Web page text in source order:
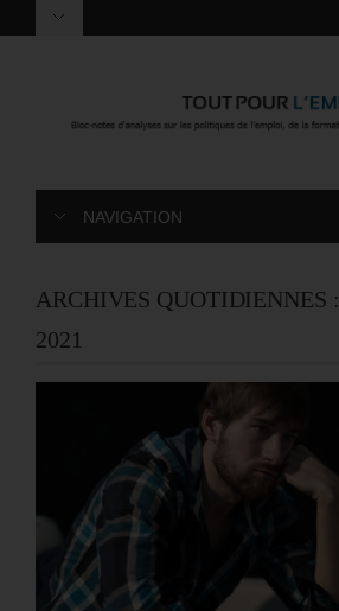
NAVIGATION
ARCHIVES QUOTIDIENNES :
2021